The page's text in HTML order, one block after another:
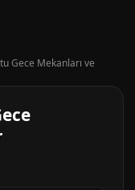
Gece Mekanları ve